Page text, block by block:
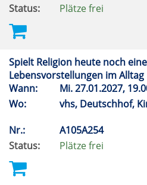
Status:
Plätze frei
Spielt Religion heute noch
Lebensvorstellungen im Alltag
Wann:
Mi.27.01.2027,
Wo:
vhs, Deutschhof,
Nr.:
A105A254
Status:
Plätze frei